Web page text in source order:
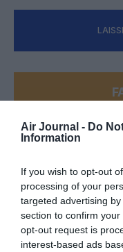
Air Journal - Do
Information
If you wish to opt-out
processing of your
targeted advertising
section to confirm
opt-out request is
interest-based ads